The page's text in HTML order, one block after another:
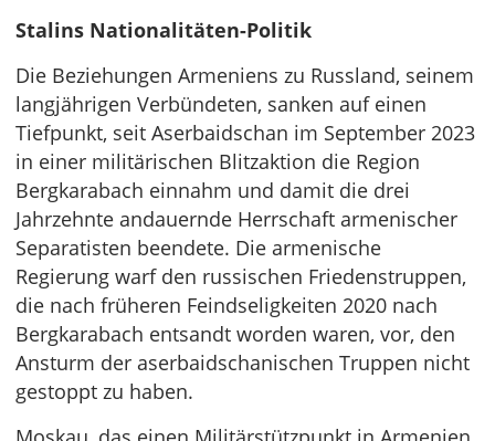
Stalins Nationalitäten-Politik
Die Beziehungen Armeniens zu Russland, seinem
langjährigen Verbündeten, sanken auf einen
Tiefpunkt, seit Aserbaidschan im September 2023
in einer militärischen Blitzaktion die Region
Bergkarabach einnahm und damit die drei
Jahrzehnte andauernde Herrschaft armenischer
Separatisten beendete. Die armenische
Regierung warf den russischen Friedenstruppen,
die nach früheren Feindseligkeiten 2020 nach
Bergkarabach entsandt worden waren, vor, den
Ansturm der aserbaidschanischen Truppen nicht
gestoppt zu haben.